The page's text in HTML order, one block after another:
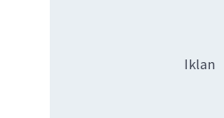
Iklan